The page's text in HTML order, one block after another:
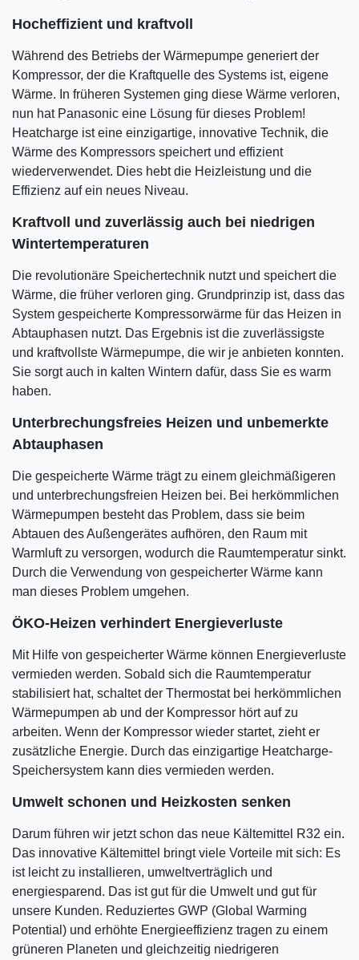
Hocheffizient und kraftvoll
Während des Betriebs der Wärmepumpe generiert der
Kompressor, der die Kraftquelle des Systems ist, eigene
Wärme. In früheren Systemen ging diese Wärme verloren,
nun hat Panasonic eine Lösung für dieses Problem!
Heatcharge ist eine einzigartige, innovative Technik, die
Wärme des Kompressors speichert und effizient
wiederverwendet. Dies hebt die Heizleistung und die
Effizienz auf ein neues Niveau.
Kraftvoll und zuverlässig auch bei niedrigen
Wintertemperaturen
Die revolutionäre Speichertechnik nutzt und speichert die
Wärme, die früher verloren ging. Grundprinzip ist, dass das
System gespeicherte Kompressorwärme für das Heizen in
Abtauphasen nutzt. Das Ergebnis ist die zuverlässigste
und kraftvollste Wärmepumpe, die wir je anbieten konnten.
Sie sorgt auch in kalten Wintern dafür, dass Sie es warm
haben.
Unterbrechungsfreies Heizen und unbemerkte
Abtauphasen
Die gespeicherte Wärme trägt zu einem gleichmäßigeren
und unterbrechungsfreien Heizen bei. Bei herkömmlichen
Wärmepumpen besteht das Problem, dass sie beim
Abtauen des Außengerätes aufhören, den Raum mit
Warmluft zu versorgen, wodurch die Raumtemperatur sinkt.
Durch die Verwendung von gespeicherter Wärme kann
man dieses Problem umgehen.
ÖKO-Heizen verhindert Energieverluste
Mit Hilfe von gespeicherter Wärme können Energieverluste
vermieden werden. Sobald sich die Raumtemperatur
stabilisiert hat, schaltet der Thermostat bei herkömmlichen
Wärmepumpen ab und der Kompressor hört auf zu
arbeiten. Wenn der Kompressor wieder startet, zieht er
zusätzliche Energie. Durch das einzigartige Heatcharge-
Speichersystem kann dies vermieden werden.
Umwelt schonen und Heizkosten senken
Darum führen wir jetzt schon das neue Kältemittel R32 ein.
Das innovative Kältemittel bringt viele Vorteile mit sich: Es
ist leicht zu installieren, umweltverträglich und
energiesparend. Das ist gut für die Umwelt und gut für
unsere Kunden. Reduziertes GWP (Global Warming
Potential) und erhöhte Energieeffizienz tragen zu einem
grüneren Planeten und gleichzeitig niedrigeren